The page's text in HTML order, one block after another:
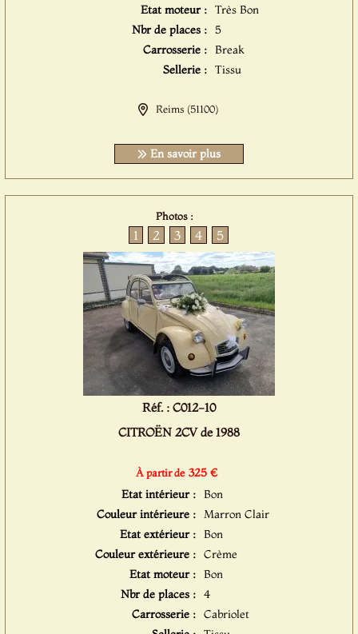
Etat moteur : Très Bon
Nbr de places : 5
Carrosserie : Break
Sellerie : Tissu
Reims (51100)
En savoir plus
Photos :
1 2 3 4 5
Réf. : C012-10
CITROËN 2CV de 1988
À partir de 325 €
Etat intérieur : Bon
Couleur intérieure : Marron Clair
Etat extérieur : Bon
Couleur extérieure : Crème
Etat moteur : Bon
Nbr de places : 4
Carrosserie : Cabriolet